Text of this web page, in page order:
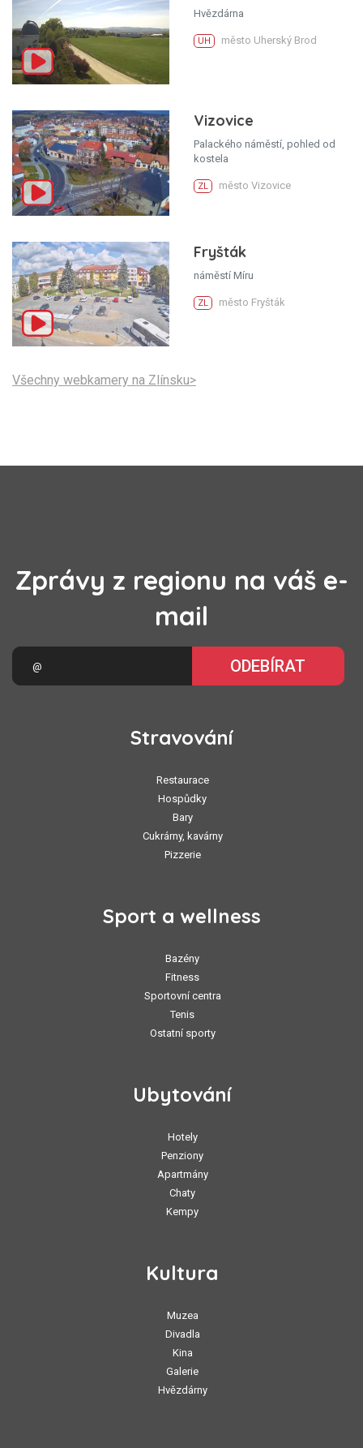
Hvězdárna
UH město Uherský Brod
Vizovice
Palackého náměstí, pohled od
kostela
ZL město Vizovice
Fryšták
náměstí Míru
ZL město Fryšták
Všechny webkamery na Zlínsku>
Zprávy z regionu na váš e-
mail
ODEBÍRAT
Stravování
Restaurace
Hospůdky
Bary
Cukrárny, kavárny
Pizzerie
Sport a wellness
Bazény
Fitness
Sportovní centra
Tenis
Ostatní sporty
Ubytování
Hotely
Penziony
Apartmány
Chaty
Kempy
Kultura
Muzea
Divadla
Kina
Galerie
Hvězdárny